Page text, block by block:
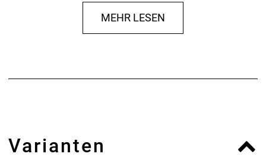
Elastan sorgt für eng anliegende, komfortable
- Klettverschluss für sicheren und individuell
Fingerknöcheln, um deine richtige Handschuhgröße
zu finden.
MEHR LESEN
Varianten